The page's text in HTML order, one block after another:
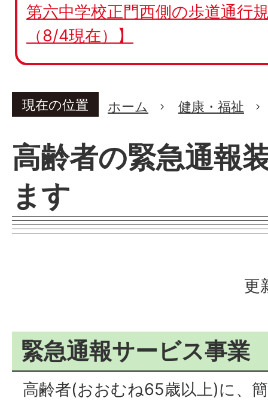
第六中学校正門西側の歩道通行
（8/4現在）】
現在の位置 ホーム 健康・福祉
高齢者の緊急通報
ます
更
緊急通報サービス事業
高齢者(おおむね65歳以上)に、